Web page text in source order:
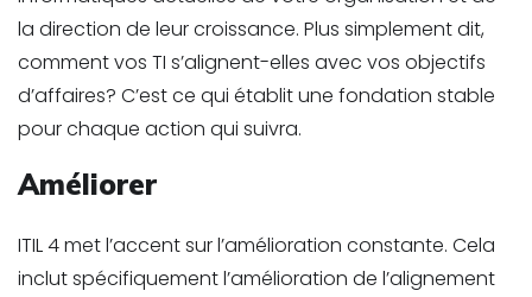
la direction de leur croissance. Plus simplement dit,
comment vos TI s’alignent-elles avec vos objectifs
d’affaires? C’est ce qui établit une fondation stable
pour chaque action qui suivra.
Améliorer
ITIL 4 met l’accent sur l’amélioration constante. Cela
inclut spécifiquement l’amélioration de l’alignement